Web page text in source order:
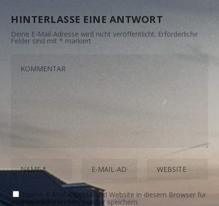
HINTERLASSE EINE ANTWORT
Deine E-Mail-Adresse wird nicht veröffentlicht. Erforderliche
Felder sind mit * markiert
Name, E-Mail-Adresse und Website in diesem Browser für
meinen nächsten Kommentar speichern.